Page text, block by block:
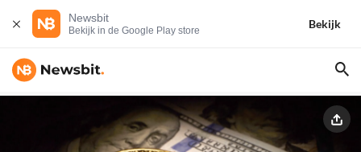
Newsbit
Bekijk in de Google Play store
Bekijk